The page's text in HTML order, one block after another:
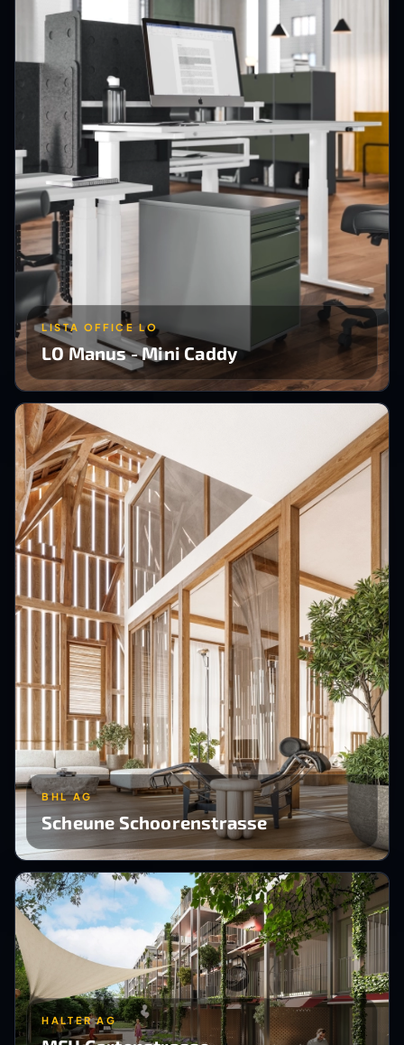
LISTA OFFICE LO
LO Manus - Mini Caddy
BHL AG
Scheune Schoorenstrasse
HALTER AG